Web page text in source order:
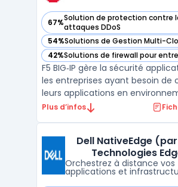
67%Solution de protection contre
attaques DDoS
— voir F5 BIG‑IP dans cette catégorie
54%Solutions de Gestion Multi-
— voir F5 BIG‑IP dans cette
42%Solutions de firewall pour
— voir F5 BIG‑IP dans cette
F5 BIG‑IP gère la sécurité
les entreprises ayant besoin de
leurs applications en
hybride ou multicloud. Les
risques de faille ou d’interruption.
Plus d’infos
Dell NativeEdge
Technologies
Orchestrez à distance vos
applications et